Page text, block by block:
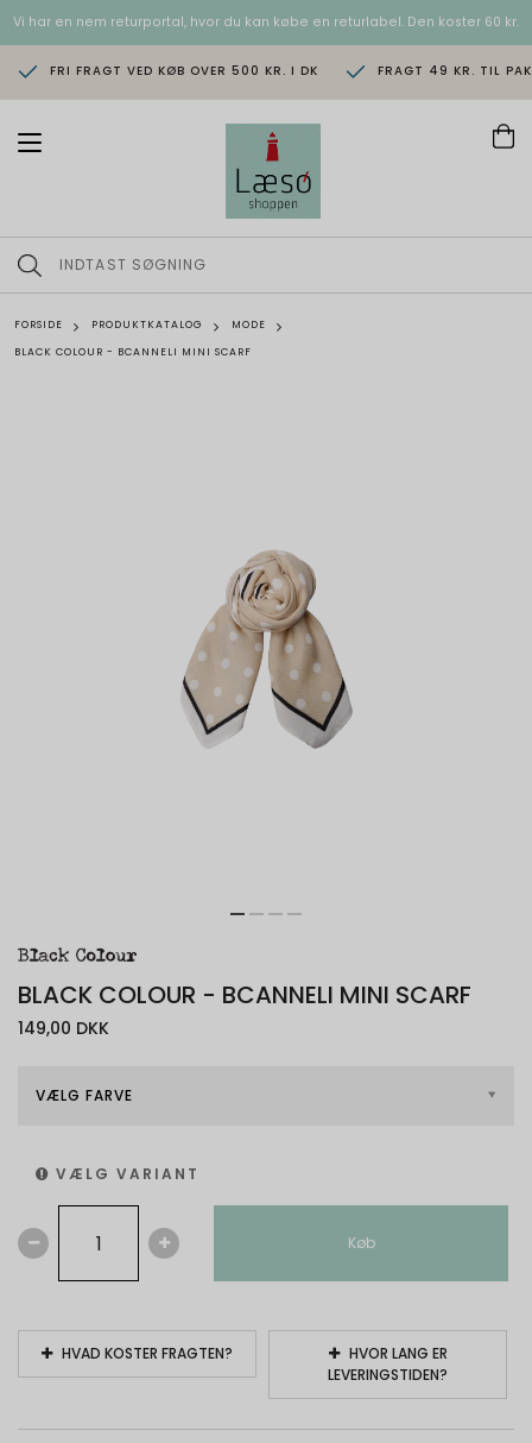
Vi har en nem returportal, hvor du kan købe en returlabel. Den koster 60 kr.
FRI FRAGT VED KØB OVER 500 KR. I DK FRAGT 49 KR. TIL
T
n
a
i
g
FORSIDE PRODUKTKATALOG
MODE
BLACK COLOUR - BCANNELI MINI SCARF
BLACK COLOUR - BCANNELI MINI SCARF
149,00 DKK
VÆLG FARVE
VÆLG VARIANT
Køb
HVAD KOSTER FRAGTEN?
HVOR LANG ER
LEVERINGSTIDEN?